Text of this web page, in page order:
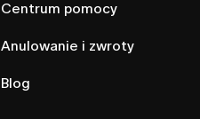
Centrum pomocy
Anulowanie i zwroty
Blog